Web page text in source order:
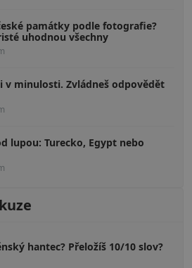
památky podle fotografie?
uhodnou všechny
v minulosti. Zvládneš odpovědět
lupou: Turecko, Egypt nebo
hantec? Přeložíš 10/10 slov?